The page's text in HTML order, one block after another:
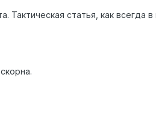
Тактическая статья, как